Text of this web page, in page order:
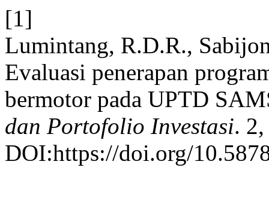
[1]
Lumintang, R.D.R.,
Evaluasi penerapan
bermotor pada UPTD
dan Portofolio Investasi.
DOI:https://doi.org/